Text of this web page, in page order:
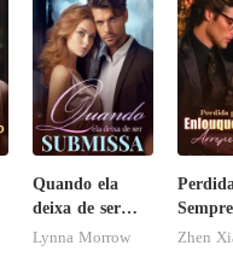
Quando ela
deixa de ser
submissa
Lynna Morrow Zhen